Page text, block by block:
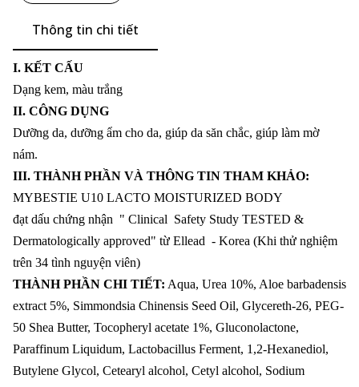
Thông tin chi tiết
I. KẾT CẤU
Dạng kem, màu trắng
II. CÔNG DỤNG
Dưỡng da, dưỡng ẩm cho da, giúp da săn chắc, giúp làm mờ
nám.
III. THÀNH PHẦN VÀ THÔNG TIN THAM KHẢO:
MYBESTIE U10 LACTO MOISTURIZED BODY
đạt dấu chứng nhận " Clinical Safety Study TESTED &
Dermatologically approved" từ Ellead - Korea (Khi thử nghiệm
trên 34 tình nguyện viên)
THÀNH PHẦN CHI TIẾT: Aqua, Urea 10%, Aloe barbadensis
extract 5%, Simmondsia Chinensis Seed Oil, Glycereth-26, PEG-
50 Shea Butter, Tocopheryl acetate 1%, Gluconolactone,
Paraffinum Liquidum, Lactobacillus Ferment, 1,2-Hexanediol,
Butylene Glycol, Cetearyl alcohol, Cetyl alcohol, Sodium